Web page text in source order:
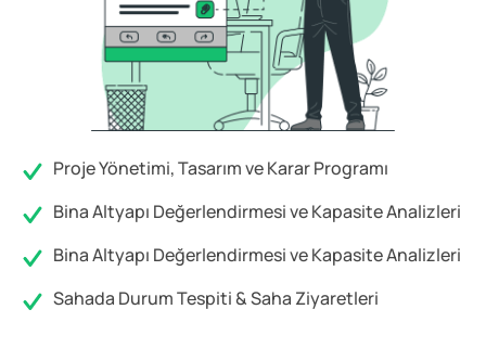
Proje Yönetimi, Tasarım ve Karar Programı
Bina Altyapı Değerlendirmesi ve Kapasite Analizleri
Bina Altyapı Değerlendirmesi ve Kapasite Analizleri
Sahada Durum Tespiti & Saha Ziyaretleri